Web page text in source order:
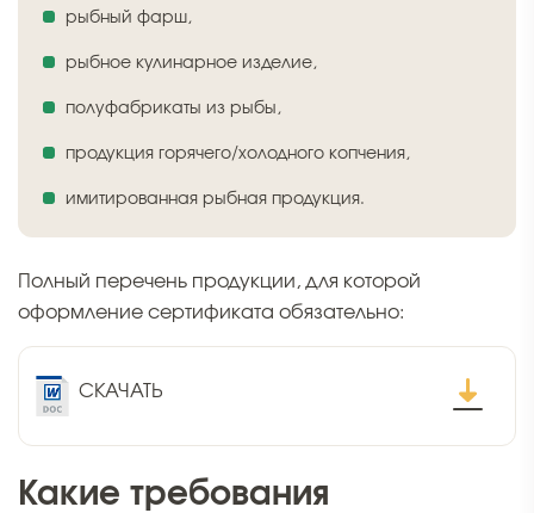
рыбный фарш,
рыбное кулинарное изделие,
полуфабрикаты из рыбы,
продукция горячего/холодного копчения,
имитированная рыбная продукция.
Полный перечень продукции, для которой
оформление сертификата обязательно:
СКАЧАТЬ
Какие требования